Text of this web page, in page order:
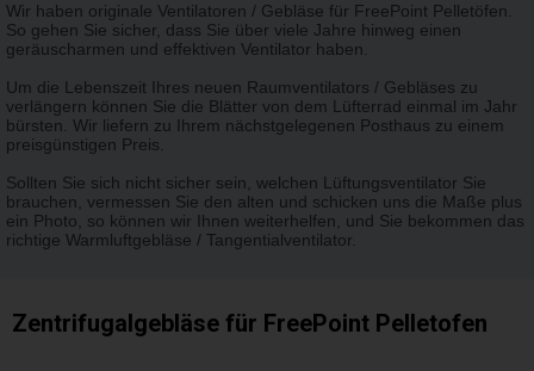
Wir haben originale Ventilatoren / Gebläse für FreePoint Pelletöfen.
So gehen Sie sicher, dass Sie über viele Jahre hinweg einen
geräuscharmen und effektiven Ventilator haben.
Um die Lebenszeit Ihres neuen Raumventilators / Gebläses zu
verlängern können Sie die Blätter von dem Lüfterrad einmal im Jahr
bürsten. Wir liefern zu Ihrem nächstgelegenen Posthaus zu einem
preisgünstigen Preis.
Sollten Sie sich nicht sicher sein, welchen Lüftungsventilator Sie
brauchen, vermessen Sie den alten und schicken uns die Maße plus
ein Photo, so können wir Ihnen weiterhelfen, und Sie bekommen das
richtige Warmluftgebläse / Tangentialventilator.
Zentrifugalgebläse für FreePoint Pelletofen